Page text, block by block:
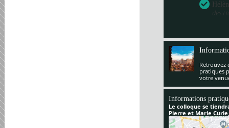
des
Retrouvez
pratiques
votre
Informations
Le colloque se
Pierre et Marie